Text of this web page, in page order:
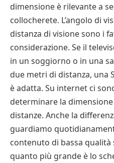
dimensione è rilevante a
collocherete. L’angolo di
distanza di visione sono i
considerazione. Se il
in un soggiorno o in una
due metri di distanza, una
è adatta. Su internet ci
determinare la
distanze. Anche la
guardiamo
contenuto di bassa
quanto più grande è lo